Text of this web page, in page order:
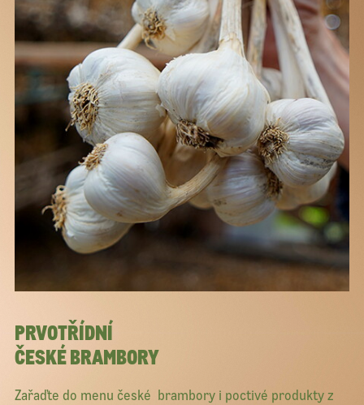
PRVOTŘÍDNÍ
ČESKÉ BRAMBORY
Zařaďte do menu české brambory i poctivé produkty z